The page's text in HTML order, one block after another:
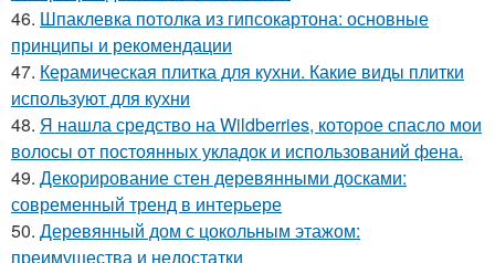
46. Шпаклевка потолка из гипсокартона: основные
принципы и рекомендации
47. Керамическая плитка для кухни. Какие виды плитки
используют для кухни
48. Я нашла средство на Wildberries, которое спасло мои
волосы от постоянных укладок и использований фена.
49. Декорирование стен деревянными досками:
современный тренд в интерьере
50. Деревянный дом с цокольным этажом:
преимущества и недостатки